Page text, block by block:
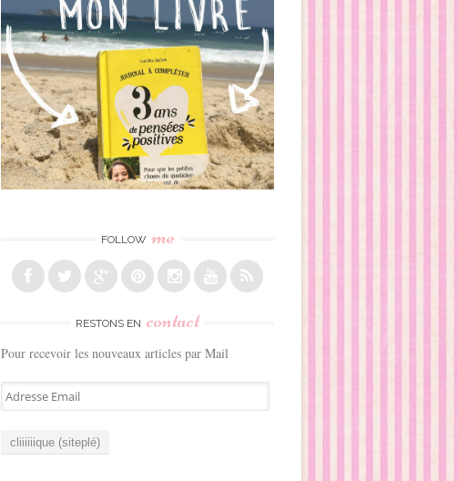
FOLLOW me
RESTONS EN contact
Pour recevoir les nouveaux articles par Mail
A
d